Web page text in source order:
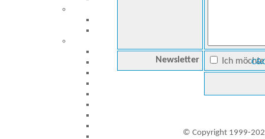
Newsletter Ich
© Copyright 1999-